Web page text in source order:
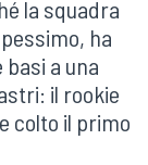
la squadra
ha
a una
il rookie
colto il primo